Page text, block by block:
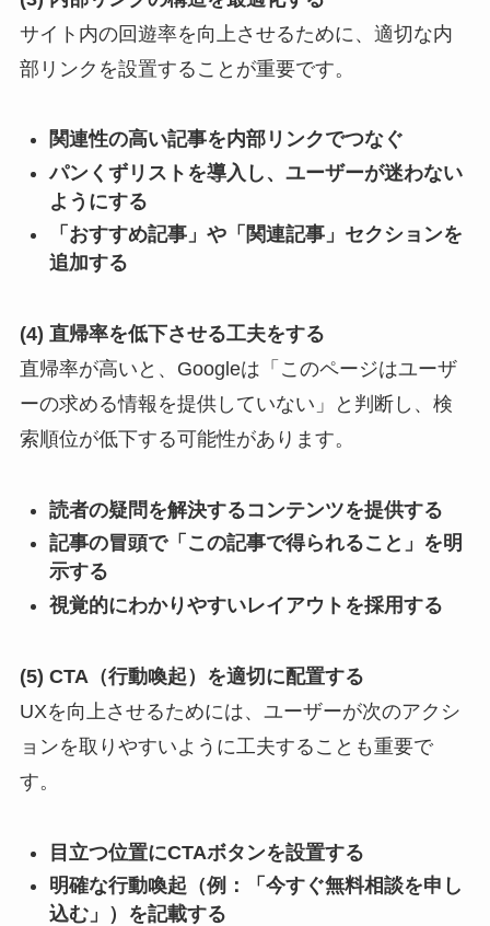
サイト内の回遊率を向上させるために、適切な内
部リンクを設置することが重要です。
関連性の高い記事を内部リンクでつなぐ
パンくずリストを導入し、ユーザーが迷わない
ようにする
「おすすめ記事」や「関連記事」セクションを
追加する
(4) 直帰率を低下させる工夫をする
直帰率が高いと、Googleは「このページはユーザ
ーの求める情報を提供していない」と判断し、検
索順位が低下する可能性があります。
読者の疑問を解決するコンテンツを提供する
記事の冒頭で「この記事で得られること」を明
示する
視覚的にわかりやすいレイアウトを採用する
(5) CTA（行動喚起）を適切に配置する
UXを向上させるためには、ユーザーが次のアクシ
ョンを取りやすいように工夫することも重要で
す。
目立つ位置にCTAボタンを設置する
明確な行動喚起（例：「今すぐ無料相談を申し
込む」）を記載する